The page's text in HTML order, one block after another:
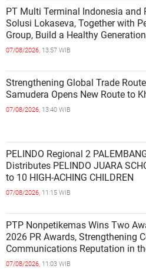
PT Multi Terminal Indonesia and
Solusi Lokaseva, Together with
Group, Build a Healthy
a Golden Indonesia
07/08/2026, 13:57 WIB
Strengthening Global Trade
Samudera Opens New Route to
07/08/2026, 13:40 WIB
PELINDO Regional 2
Distributes PELINDO JUARA
to 10 HIGH-ACHING CHILDREN
07/08/2026, 11:15 WIB
PTP Nonpetikemas Wins Two Awards at the
2026 PR Awards, Strengthening
Communications Reputation in
Sector
07/08/2026, 11:03 WIB